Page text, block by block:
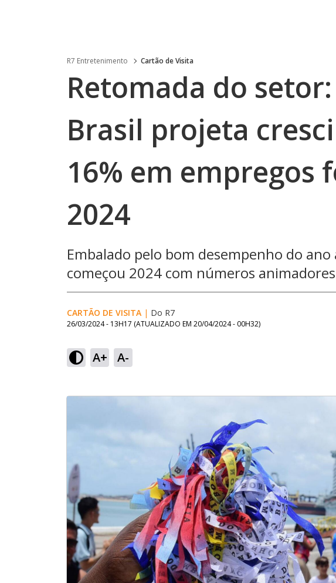
R7 Entretenimento Cartão de Visita
Retomada do
Brasil projeta
16% em empregos
2024
Embalado pelo bom desempenho do
começou 2024 com números animadores
CARTÃO DE VISITA | Do R7
26/03/2024 - 13H17 (ATUALIZADO EM 20/04/2024 - 00H32)
A+ A-